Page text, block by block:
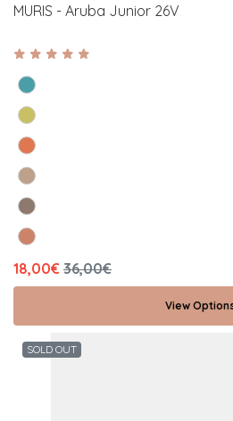
MURIS - Aruba Junior 26V
18,00€ 36,00€
View
SOLD OUT